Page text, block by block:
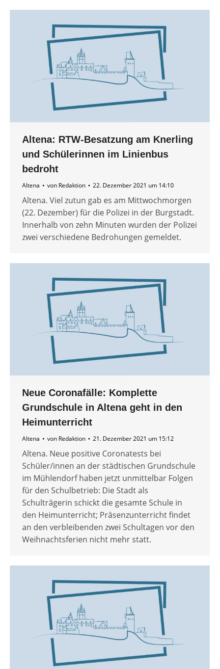
Altena: RTW-Besatzung am Knerling
und Schülerinnen im Linienbus
bedroht
Altena von Redaktion 22. Dezember 2021 um 14:10
Altena. Viel zutun gab es am Mittwochmorgen
(22. Dezember) für die Polizei in der Burgstadt.
Innerhalb von zehn Minuten wurden der Polizei
zwei verschiedene Bedrohungen gemeldet.
Neue Coronafälle: Komplette
Grundschule in Altena geht in den
Heimunterricht
Altena von Redaktion 21. Dezember 2021 um 15:12
Altena. Neue positive Coronatests bei
Schüler/innen an der städtischen Grundschule
im Mühlendorf haben jetzt unmittelbar Folgen
für den Schulbetrieb: Die Stadt als
Schulträgerin schickt die gesamte Schule in
den Heimunterricht; Präsenzunterricht findet
an den verbleibenden zwei Schultagen vor den
Weihnachtsferien nicht mehr statt.